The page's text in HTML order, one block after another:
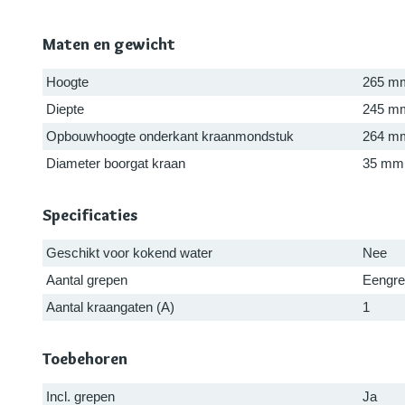
Maten en gewicht
Hoogte
265
Diepte
245
Opbouwhoogte onderkant kraanmondstuk
264
Diameter boorgat kraan
35 mm
Specificaties
Geschikt voor kokend water
Nee
Aantal grepen
Aantal kraangaten (A)
1
Toebehoren
Incl. grepen Ja